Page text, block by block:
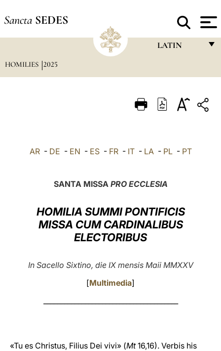
Sancta SEDES
LATIN
ITALIANO
POLSKI
中文
HOMILIES 2025
AR- DE - EN - ES- FR- IT- LA- PL- PT
SANTA MISSA PRO ECCLESIA
HOMILIA SUMMI PONTIFICIS
MISSA CUM CARDINALIBUS
ELECTORIBUS
In Sacello Sixtino, die IX mensis Maii MMXXV
[Multimedia]
«Tu es Christus, Filius Dei vivi» (Mt16,16). Verbis his